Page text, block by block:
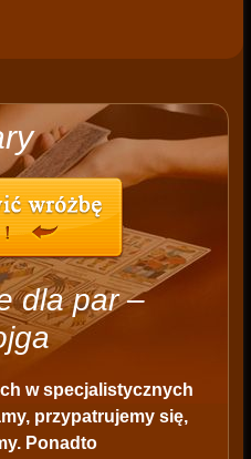
dla par –
w specjalistycznych
przypatrujemy się,
Ponadto